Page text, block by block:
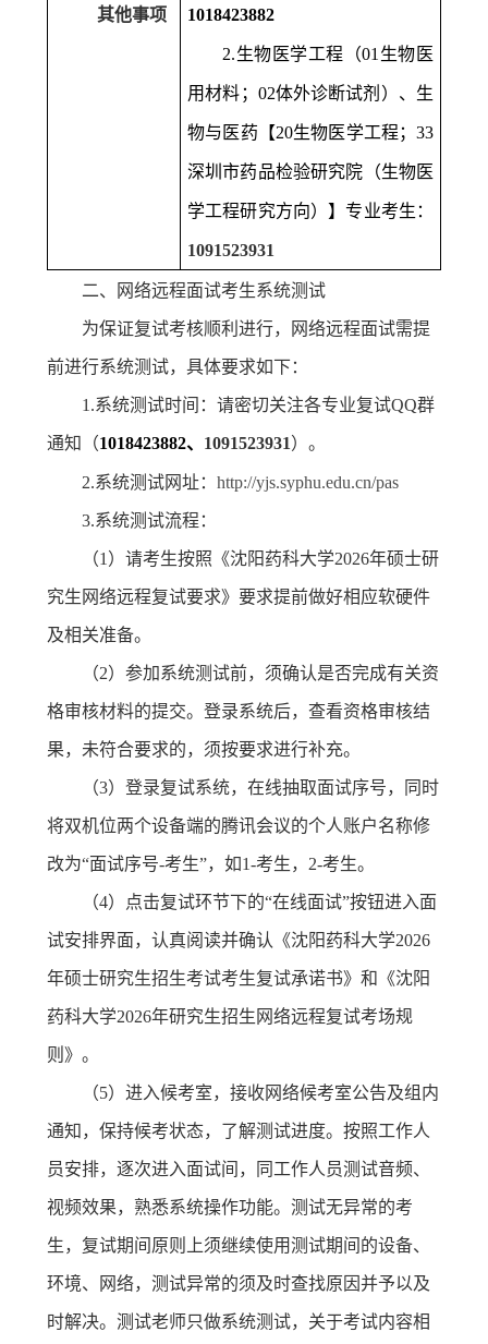
其他事项 1018423882
2.生物医学工程（01 生物医
用材料； 02体外诊断试剂）、生
物与医药【20生物医学工程；33
深圳市药品检验研究院（生物医
学工程研究方向）】专业考生：
1091523931
二、网络远程面试考生系统测试
为保证复试考核顺利进行，网络远程面试需提
前进行系统测试，具体要求如下：
1.系统测试时间：请密切关注各专业复试QQ群
通知（1018423882、 1091523931）。
2.系统测试网址： http://yjs.syphu.edu.cn/pas
3.系统测试流程：
（1 ）请考生按照《沈阳药科大学2026年硕士研
究生网络远程复试要求》要求提前做好相应软硬件
及相关准备。
（2）参加系统测试前，须确认是否完成有关资
格审核材料的提交。登录系统后，查看资格审核结
果，未符合要求的，须按要求进行补充。
（3）登录复试系统，在线抽取面试序号，同时
将双机位两个设备端的腾讯会议的个人账户名称修
改为“面试序号-考生”，如1-考生， 2-考生。
（4）点击复试环节下的“在线面试”按钮进入面
试安排界面，认真阅读并确认《沈阳药科大学2026
年硕士研究生招生考试考生复试承诺书》和《沈阳
药科大学2026年研究生招生网络远程复试考场规
则》。
（5）进入候考室，接收网络候考室公告及组内
通知，保持候考状态，了解测试进度。按照工作人
员安排，逐次进入面试间，同工作人员测试音频、
视频效果，熟悉系统操作功能。测试无异常的考
生，复试期间原则上须继续使用测试期间的设备、
环境、网络，测试异常的须及时查找原因并予以及
时解决。测试老师只做系统测试，关于考试内容相